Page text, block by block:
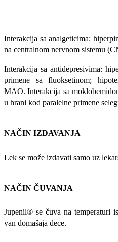
Interakcija sa analgeticima:
na centralnom nervnom sistemu
Interakcija sa antidepresivima:
primene sa fluoksetinom;
MAO. Interakcija sa
u hrani kod paralelne primene
NAČIN IZDAVANJA
Lek se može izdavati samo uz
NAČIN ČUVANJA
Jupenil® se čuva na temperaturi
van domašaja dece.